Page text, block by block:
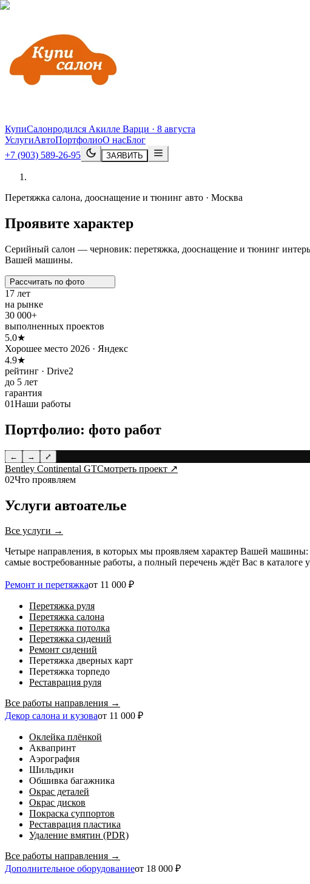
КупиСалонродился Акилле Варци · 8 августа
УслугиАвтоПортфолиоО насБлог
+7 (903) 589-26-95
ЗАЯВИТЬ
Перетяжка салона, дооснащение и тюнинг авто · Москва
Проявите характер
Серийный салон — черновик: перетяжка, дооснащение и тюнинг
Вашей машины.
Рассчитать по фото
17 лет
на рынке
30 000+
выполненных проектов
5.0★
Хорошее место 2026 · Яндекс
4.9★
рейтинг · Drive2
до 5 лет
гарантия
01Наши работы
Портфолио: фото работ
← → ⤢
Bentley Continental GTСмотреть проект ↗
02Что проявляем
Услуги автоателье
Все услуги →
Четыре направления, в которых мы проявляем характер Вашей машины:
самые востребованные работы, а полный перечень ждёт Вас в каталоге
Ремонт и перетяжкаот 11 000 ₽
Перетяжка руля
Перетяжка салона
Перетяжка потолка
Перетяжка сидений
Ремонт сидений
Перетяжка дверных карт
Перетяжка торпедо
Реставрация руля
Все работы направления →
Декор салона и кузоваот 11 000 ₽
Оклейка плёнкой
Аквапринт
Аэрография
Шильдики
Обшивка багажника
Окрас деталей
Окрас дисков
Покраска суппортов
Реставрация пластика
Удаление вмятин (PDR)
Все работы направления →
Дополнительное оборудованиеот 18 000 ₽